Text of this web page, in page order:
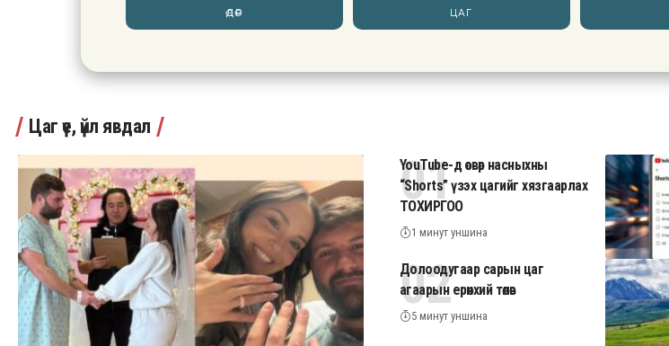
ӨДӨР ЦАГ
Цаг үе, үйл явдал
YouTube-д өсвөр насныхны
“Shorts” үзэх цагийг хязгаарлах
ТОХИРГОО
1 минут уншина
Долоодугаар сарын цаг
агаарын ерөнхий төлөв
5 минут уншина